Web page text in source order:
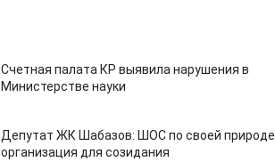
Счетная палата КР выявила нарушения в
Министерстве науки
Депутат ЖК Шабазов: ШОС по своей природе
организация для созидания